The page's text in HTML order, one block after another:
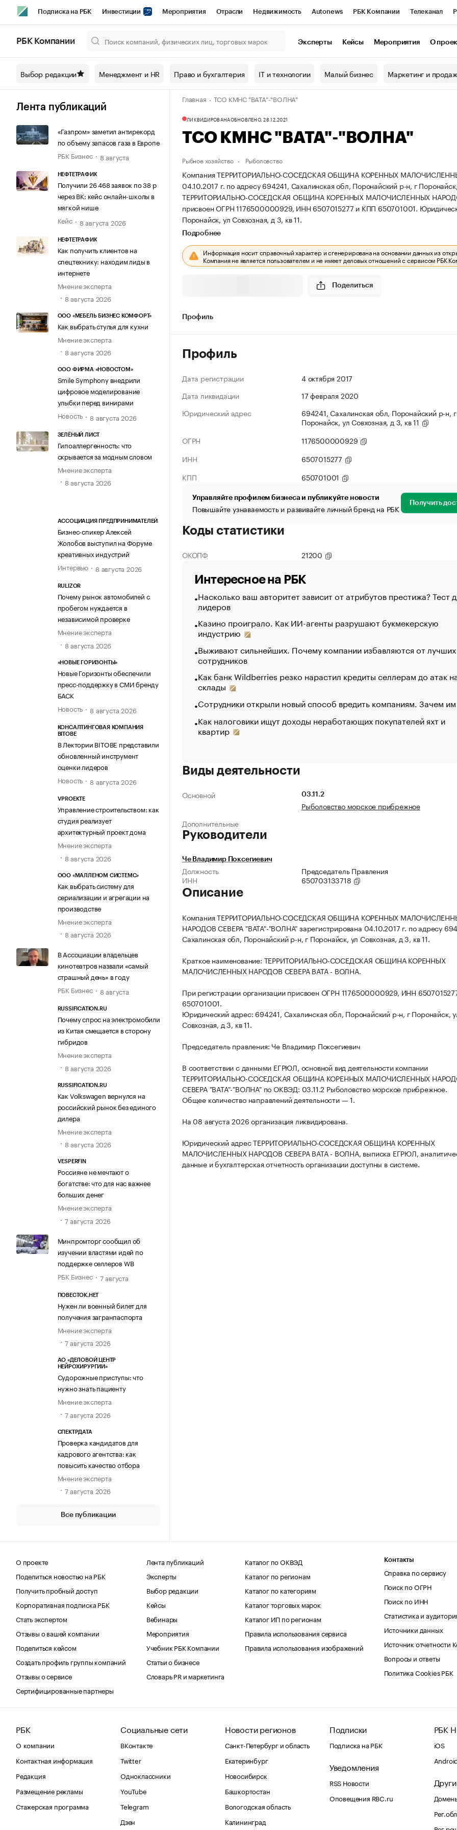
Подписка на РБК Инвестиции Мероприятия Отрасли Недвижимость Autonews РБК Компании Телеканал
Спецпроекты СПб Конференции СПб Спецпроекты Проверка контрагентов
Технологии и медиа Рынок наличной валюты
РБК Компании Эксперты Кейсы Мероприятия О
Выбор редакции Менеджмент и HR Право и бухгалтерия IT и технологии Малый бизнес Маркетинг и
Лента публикаций
«Газпром» заметил антирекорд
по объему запасов газа в Европе
РБК Бизнес
8 августа
НЕФТЕТРАФИК
Получили 26 468 заявок по 38 р
через ВК: кейс онлайн-школы в
мягкой нише
Кейс
8 августа 2026
НЕФТЕТРАФИК
Как получить клиентов на
спецтехнику: находим лиды в
интернете
Мнение эксперта
8 августа 2026
ООО «МЕБЕЛЬ БИЗНЕС КОМФОРТ»
Как выбрать стулья для кухни
Мнение эксперта
8 августа 2026
ООО ФИРМА «НОВОСТОМ»
Smile Symphony внедрили
цифровое моделирование
улыбки перед винирами
Новость
8 августа 2026
ЗЕЛЁНЫЙ ЛИСТ
Гипоаллергенность: что
скрывается за модным словом
Мнение эксперта
8 августа 2026
АССОЦИАЦИЯ ПРЕДПРИНИМАТЕЛЕЙ
Бизнес-спикер Алексей
Жолобов выступил на Форуме
креативных индустрий
Интервью
8 августа 2026
RULIZOR
Почему рынок автомобилей с
пробегом нуждается в
независимой проверке
Мнение эксперта
8 августа 2026
«НОВЫЕ ГОРИЗОНТЫ»
Новые Горизонты обеспечили
пресс-поддержку в СМИ бренду
БАСК
Новость
8 августа 2026
КОНСАЛТИНГОВАЯ КОМПАНИЯ
BITOBE
В Лектории BITOBE представили
обновленный инструмент
оценки лидеров
Новость
8 августа 2026
VPROEKTE
Управление строительством: как
студия реализует
архитектурный проект дома
Мнение эксперта
8 августа 2026
ООО «МАЛЛЕНОМ СИСТЕМС»
Как выбрать систему для
сериализации и агрегации на
производстве
Мнение эксперта
8 августа 2026
В Ассоциации владельцев
кинотеатров назвали «самый
страшный день» в году
РБК Бизнес
8 августа
RUSSIFICATION.RU
Почему спрос на электромобили
из Китая смещается в сторону
гибридов
Мнение эксперта
8 августа 2026
RUSSIFICATION.RU
Как Volkswagen вернулся на
российский рынок без единого
дилера
Мнение эксперта
8 августа 2026
VESPERFIN
Россияне не мечтают о
богатстве: что для нас важнее
больших денег
Мнение эксперта
7 августа 2026
Минпромторг сообщил об
изучении властями идей по
поддержке селлеров WB
РБК Бизнес
7 августа
ПОВЕСТОК.НЕТ
Нужен ли военный билет для
получения загранпаспорта
Мнение эксперта
7 августа 2026
АО «ДЕЛОВОЙ ЦЕНТР
НЕЙРОХИРУРГИИ»
Судорожные приступы: что
нужно знать пациенту
Мнение эксперта
7 августа 2026
СПЕКТРДАТА
Проверка кандидатов для
кадрового агентства: как
повысить качество отбора
Мнение эксперта
7 августа 2026
Все публикации
Главная ТСО КМНС "ВАТА"-"ВОЛНА"
ЛИКВИДИРОВАНАОБНОВЛЕНО, 28.12.2021
ТСО КМНС "ВАТА"-"ВОЛНА"
Рыбное хозяйство Рыболовство
Компания ТЕРРИТОРИАЛЬНО-СОСЕДСКАЯ ОБЩИНА КОРЕННЫХ
04.10.2017 г. по адресу 694241, Сахалинская обл, Поронайский р-н, г
ТЕРРИТОРИАЛЬНО-СОСЕДСКАЯ ОБЩИНА КОРЕННЫХ МАЛОЧИСЛЕННЫХ
присвоен ОГРН 1176500000929, ИНН 6507015277 и КПП 650701001.
Поронайск, ул Совхозная, д 3, кв 11.
Подробнее
Информация носит справочный характер и сгенерирована на основании данных из
Компания не является пользователем и не имеет деловых отношений с сервисом РБК
Поделиться
Профиль
Профиль
Дата регистрации
4 октября 2017
Дата ликвидации
17 февраля 2020
Юридический адрес
694241, Сахалинская обл, Поронайский р-н, г
Поронайск, ул Совхозная, д 3, кв 11
ОГРН
1176500000929
ИНН
6507015277
КПП
650701001
Управляйте профилем бизнеса и публикуйте новости
Повышайте узнаваемость и развивайте личный бренд на РБК Получить
Коды статистики
ОКОПФ 21200
Интересное на РБК
Насколько ваш авторитет зависит от атрибутов престижа? Тест
лидеров
Казино проиграло. Как ИИ-агенты разрушают букмекерскую
индустрию
Выживают сильнейших. Почему компании избавляются от лучших
сотрудников
Как банк Wildberries резко нарастил кредиты селлерам до атак
склады
Сотрудники открыли новый способ вредить компаниям. Зачем
Как налоговики ищут доходы неработающих покупателей яхт и
квартир
Виды деятельности
Основной 03.11.2
Рыболовство морское прибрежное
Дополнительные
Руководители
Че Владимир Поксегиевич
Должность
Председатель Правления
ИНН
650703133718
Описание
Компания ТЕРРИТОРИАЛЬНО-СОСЕДСКАЯ ОБЩИНА КОРЕННЫХ
НАРОДОВ СЕВЕРА "ВАТА"-"ВОЛНА" зарегистрирована 04.10.2017 г. по адресу
Сахалинская обл, Поронайский р-н, г Поронайск, ул Совхозная, д 3, кв 11.
Краткое наименование: ТЕРРИТОРИАЛЬНО-СОСЕДСКАЯ ОБЩИНА КОРЕННЫХ
МАЛОЧИСЛЕННЫХ НАРОДОВ СЕВЕРА ВАТА - ВОЛНА.
При регистрации организации присвоен ОГРН 1176500000929, ИНН
650701001.
Юридический адрес: 694241, Сахалинская обл, Поронайский р-н, г Поронайск,
Совхозная, д 3, кв 11.
Председатель правления: Че Владимир Поксегиевич
В соответствии с данными ЕГРЮЛ, основной вид деятельности компании
ТЕРРИТОРИАЛЬНО-СОСЕДСКАЯ ОБЩИНА КОРЕННЫХ МАЛОЧИСЛЕННЫХ
СЕВЕРА "ВАТА"-"ВОЛНА" по ОКВЭД: 03.11.2 Рыболовство морское прибрежное.
Общее количество направлений деятельности — 1.
На 08 августа 2026 организация ликвидирована.
Юридический адрес ТЕРРИТОРИАЛЬНО-СОСЕДСКАЯ ОБЩИНА КОРЕННЫХ
МАЛОЧИСЛЕННЫХ НАРОДОВ СЕВЕРА ВАТА - ВОЛНА, выписка ЕГРЮЛ,
данные и бухгалтерская отчетность организации доступны в системе.
О проекте
Поделиться новостью на РБК
Получить пробный доступ
Корпоративная подписка РБК
Стать экспертом
Отзывы о вашей компании
Поделиться кейсом
Создать профиль группы компаний
Отзывы о сервисе
Сертифицированные партнеры
Лента публикаций
Эксперты
Выбор редакции
Кейсы
Вебинары
Мероприятия
Учебник РБК Компании
Статьи о бизнесе
Словарь PR и маркетинга
Каталог по ОКВЭД
Каталог по регионам
Каталог по категориям
Каталог торговых марок
Каталог ИП по регионам
Правила использования сервиса
Правила использования изображений
Контакты
Справка по сервису
Поиск по ОГРН
Поиск по ИНН
Статистика и
Источники данных
Источник отчетности
Вопросы и ответы
Политика Cookies РБК
РБК
О компании
Контактная информация
Редакция
Размещение рекламы
Стажерская программа
Социальные сети
ВКонтакте
Twitter
Одноклассники
YouTube
Telegram
Дзен
Новости регионов
Санкт-Петербург и область
Екатеринбург
Новосибирск
Башкортостан
Вологодская область
Калининград
Подписки
Подписка на РБК
Уведомления
RSS Новости
Оповещения RBC.ru
РБК
iOS